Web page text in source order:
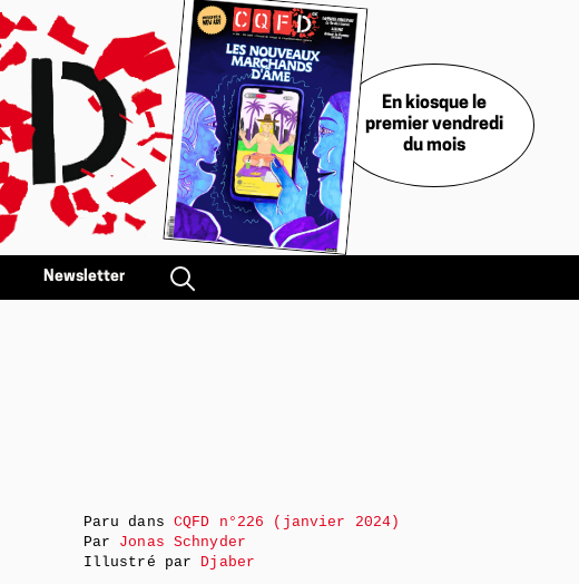
En kiosque le
premier vendredi
du mois
Newsletter
Paru dans CQFD n°226 (janvier 2024)
Par Jonas Schnyder
Illustré par Djaber